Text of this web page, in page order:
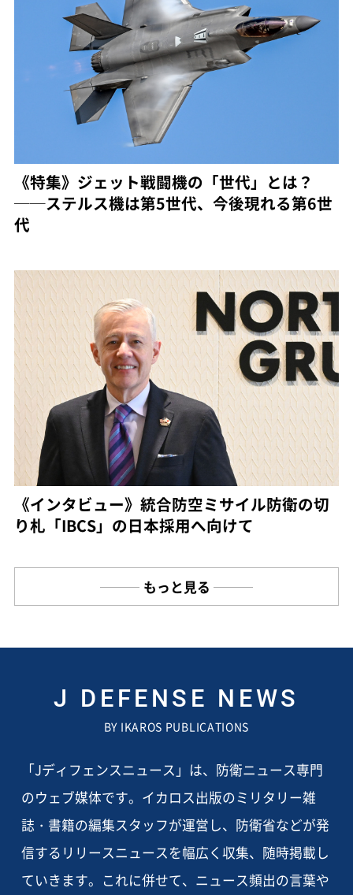
《特集》ジェット戦闘機の「世代」とは？
──ステルス機は第5世代、今後現れる第6世
代
《インタビュー》統合防空ミサイル防衛の切
り札「IBCS」の日本採用へ向けて
もっと見る
J DEFENSE NEWS
BY IKAROS PUBLICATIONS
「Jディフェンスニュース」は、防衛ニュース専門
のウェブ媒体です。イカロス出版のミリタリー雑
誌・書籍の編集スタッフが運営し、防衛省などが発
信するリリースニュースを幅広く収集、随時掲載し
ていきます。これに併せて、ニュース頻出の言葉や